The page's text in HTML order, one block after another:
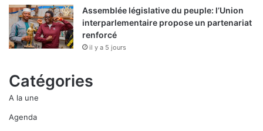
Assemblée législative du peuple: l’Union
interparlementaire propose un partenariat
renforcé
il y a 5 jours
Catégories
A la une
Agenda